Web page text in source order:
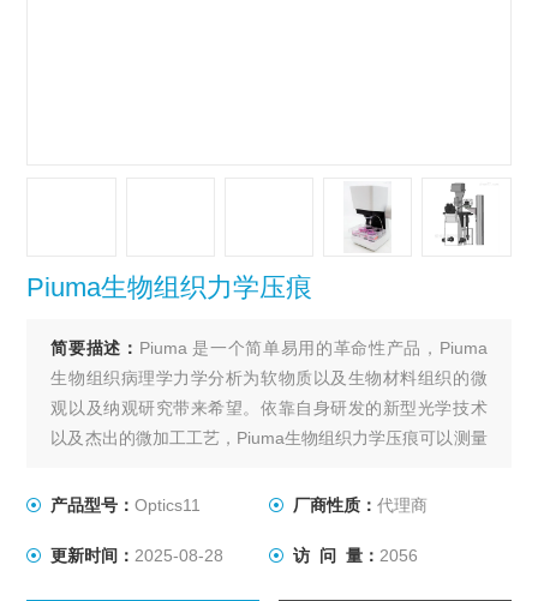
Piuma生物组织力学压痕
简要描述： Piuma 是一个简单易用的革命性产品，Piuma
生物组织病理学力学分析为软物质以及生物材料组织的微
观以及纳观研究带来希望。依靠自身研发的新型光学技术
以及杰出的微加工工艺，Piuma生物组织力学压痕可以测量
样非常适合在液体中测试样品。其操作非常简单易学，只
验。
产品型号：Optics11 厂商性质： 代理商
更新时间： 2025-08-28 访 问 量： 2056